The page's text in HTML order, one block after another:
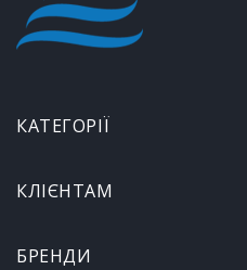
КАТЕГОРІЇ
КЛІЄНТАМ
БРЕНДИ